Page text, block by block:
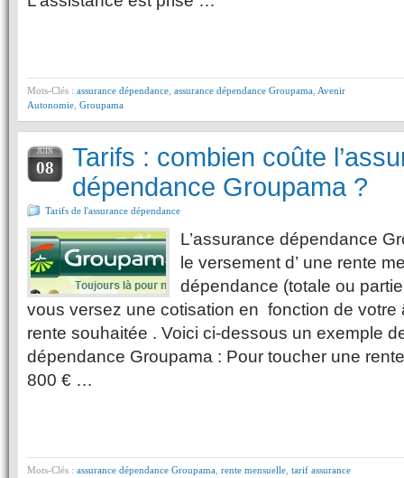
Mots-Clés : assurance dépendance assurance dépendance Groupama Avenir
Autonomie Groupama
JUIN
08
Tarifs : combien coûte
dépendance Groupama ?
Tarifs de l'assurance dépendance
L’assurance dépendance
le versement d’ une rente
dépendance (totale ou
vous versez une cotisation en fonction de votre
rente souhaitée . Voici ci-dessous un exemple
dépendance Groupama : Pour toucher une
800 € …
Mots-Clés : assurance dépendance Groupama rente mensuelle tarif assurance